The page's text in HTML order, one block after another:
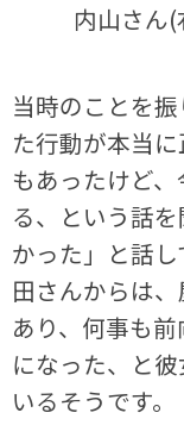
内山さん
当時のことを
た行動が本当
もあったけど
る、という話
かった」と話
田さんからは
あり、何事も
になった、と
いるそうです。